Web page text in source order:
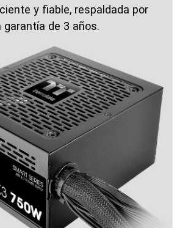
y fiable, respaldada por
garantía de 3 años.